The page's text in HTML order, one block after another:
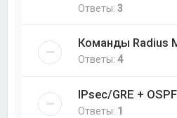
Ответы:3
Команды Radius
Ответы:4
IPsec/GRE +
Ответы: 1